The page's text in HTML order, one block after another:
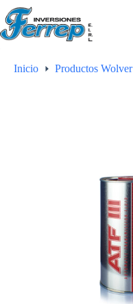
Saltar
al
contenido
Inicio Productos Wolver